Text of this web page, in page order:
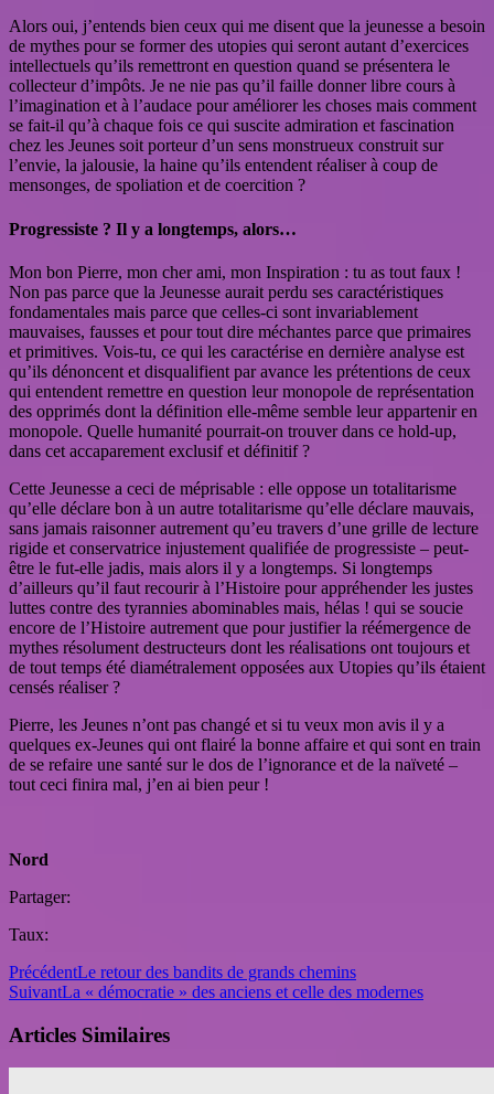
Alors oui, j’entends bien ceux qui me disent que la jeunesse a besoin
de mythes pour se former des utopies qui seront autant d’exercices
intellectuels qu’ils remettront en question quand se présentera le
collecteur d’impôts. Je ne nie pas qu’il faille donner libre cours à
l’imagination et à l’audace pour améliorer les choses mais comment
se fait-il qu’à chaque fois ce qui suscite admiration et fascination
chez les Jeunes soit porteur d’un sens monstrueux construit sur
l’envie, la jalousie, la haine qu’ils entendent réaliser à coup de
mensonges, de spoliation et de coercition ?
Progressiste ? Il y a longtemps, alors…
Mon bon Pierre, mon cher ami, mon Inspiration : tu as tout faux !
Non pas parce que la Jeunesse aurait perdu ses caractéristiques
fondamentales mais parce que celles-ci sont invariablement
mauvaises, fausses et pour tout dire méchantes parce que primaires
et primitives. Vois-tu, ce qui les caractérise en dernière analyse est
qu’ils dénoncent et disqualifient par avance les prétentions de ceux
qui entendent remettre en question leur monopole de représentation
des opprimés dont la définition elle-même semble leur appartenir en
monopole. Quelle humanité pourrait-on trouver dans ce hold-up,
dans cet accaparement exclusif et définitif ?
Cette Jeunesse a ceci de méprisable : elle oppose un totalitarisme
qu’elle déclare bon à un autre totalitarisme qu’elle déclare mauvais,
sans jamais raisonner autrement qu’eu travers d’une grille de lecture
rigide et conservatrice injustement qualifiée de progressiste – peut-
être le fut-elle jadis, mais alors il y a longtemps. Si longtemps
d’ailleurs qu’il faut recourir à l’Histoire pour appréhender les justes
luttes contre des tyrannies abominables mais, hélas ! qui se soucie
encore de l’Histoire autrement que pour justifier la réémergence de
mythes résolument destructeurs dont les réalisations ont toujours et
de tout temps été diamétralement opposées aux Utopies qu’ils étaient
censés réaliser ?
Pierre, les Jeunes n’ont pas changé et si tu veux mon avis il y a
quelques ex-Jeunes qui ont flairé la bonne affaire et qui sont en train
de se refaire une santé sur le dos de l’ignorance et de la naïveté –
tout ceci finira mal, j’en ai bien peur !
Nord
Partager:
Taux:
PrécédentLe retour des bandits de grands chemins
SuivantLa « démocratie » des anciens et celle des modernes
Articles Similaires